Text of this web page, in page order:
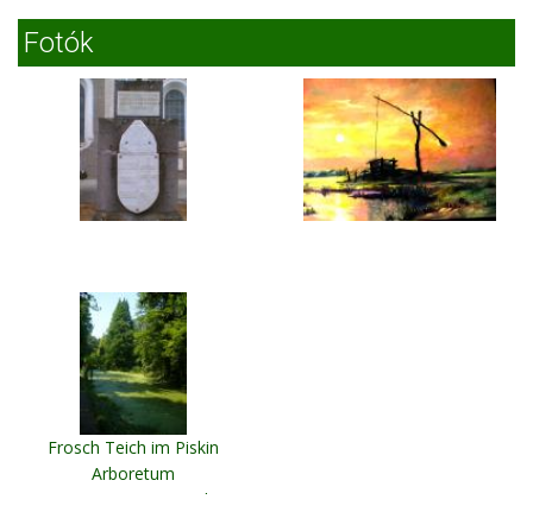
Fotók
Frosch Teich im Piskin
Arboretum
Simeria/ Komitat Hunedoara